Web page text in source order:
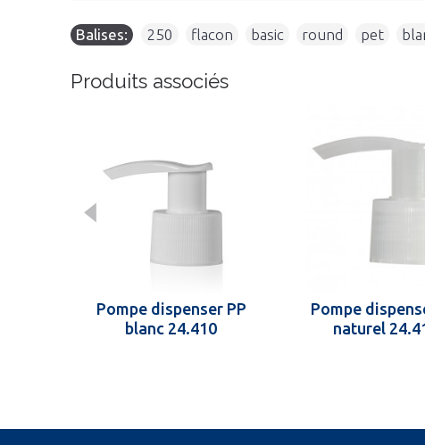
Balises: 250 flacon basic round pet
Produits associés
Pompe dispenser PP
blanc 24.410
Pompe
naturel